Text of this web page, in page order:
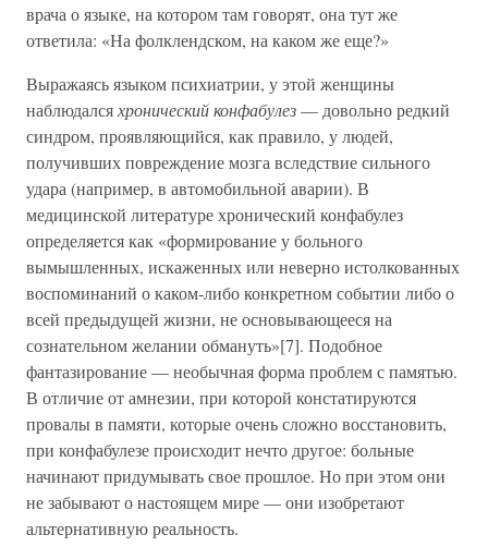
врача о языке, на котором там говорят, она тут же
ответила: «На фолклендском, на каком же еще?»
Выражаясь языком психиатрии, у этой женщины
наблюдалсяхронический конфабулез— довольно редкий
синдром, проявляющийся, как правило, у людей,
получивших повреждение мозга вследствие сильного
удара (например, в автомобильной аварии). В
медицинской литературе хронический конфабулез
определяется как «формирование у больного
вымышленных, искаженных или неверно истолкованных
воспоминаний о каком-либо конкретном событии либо о
всей предыдущей жизни, не основывающееся на
сознательном желании обмануть»[7]. Подобное
фантазирование — необычная форма проблем с памятью.
В отличие от амнезии, при которой констатируются
провалы в памяти, которые очень сложно восстановить,
при конфабулезе происходит нечто другое: больные
начинают придумывать свое прошлое. Но при этом они
не забывают о настоящем мире — они изобретают
альтернативную реальность.